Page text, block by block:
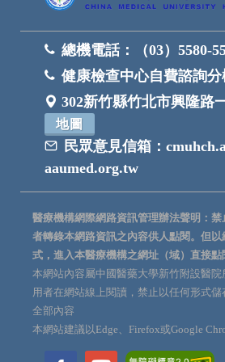
總機電話：
（03）5580-
健康檢查中心自費諮詢分
302新竹縣竹北市興隆路
地圖
民眾意見信箱：
aaumed.org.tw
醫療機構網際網路資訊管理辦法聲明：
者轉錄本網路資訊之內容供人點閱。但
式，進入本醫療機構之網址（域）直接點
本網站內容屬中國醫藥大學新竹附設醫
用者在網站線上閱讀，禁止以任何形式
全部內容
本網站建議以Edge、Firefox或Google